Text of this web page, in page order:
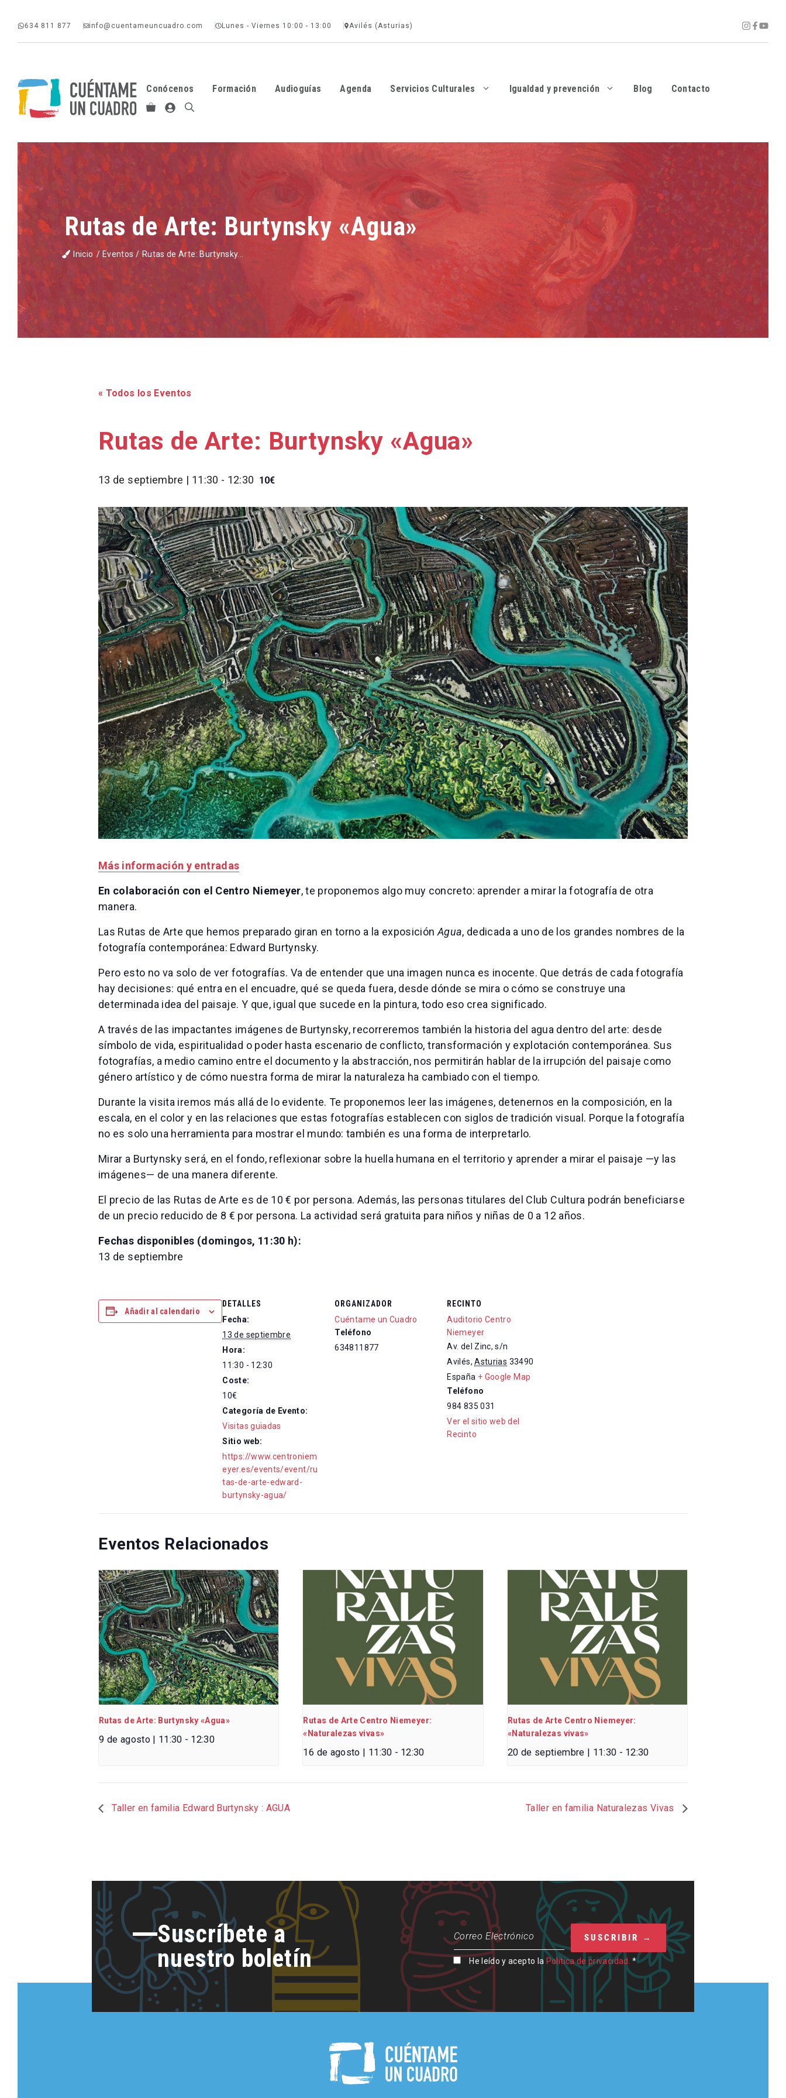
Saltar
al
634 811 877 info@cuentameuncuadro.com Lunes - Viernes 10:00 - 13:00 Avilés (Asturias)
Conócenos Formación Audioguías Agenda Servicios Culturales Igualdad y prevención Blog Contacto
Rutas de Arte: Burtynsky «Agua»
Inicio / Eventos / Rutas de Arte: Burtynsky...
« Todos los Eventos
Rutas de Arte: Burtynsky «Agua»
13 de septiembre | 11:30 - 12:30 10€
Más información y entradas
En colaboración con el Centro Niemeyer, te proponemos algo muy concreto: aprender a mirar la fotografía de otra
manera.
Las Rutas de Arte que hemos preparado giran en torno a la exposición Agua, dedicada a uno de los grandes nombres de la
fotografía contemporánea: Edward Burtynsky.
Pero esto no va solo de ver fotografías. Va de entender que una imagen nunca es inocente. Que detrás de cada fotografía
hay decisiones: qué entra en el encuadre, qué se queda fuera, desde dónde se mira o cómo se construye una
determinada idea del paisaje. Y que, igual que sucede en la pintura, todo eso crea significado.
A través de las impactantes imágenes de Burtynsky, recorreremos también la historia del agua dentro del arte: desde
símbolo de vida, espiritualidad o poder hasta escenario de conflicto, transformación y explotación contemporánea. Sus
fotografías, a medio camino entre el documento y la abstracción, nos permitirán hablar de la irrupción del paisaje como
género artístico y de cómo nuestra forma de mirar la naturaleza ha cambiado con el tiempo.
Durante la visita iremos más allá de lo evidente. Te proponemos leer las imágenes, detenernos en la composición, en la
escala, en el color y en las relaciones que estas fotografías establecen con siglos de tradición visual. Porque la fotografía
no es solo una herramienta para mostrar el mundo: también es una forma de interpretarlo.
Mirar a Burtynsky será, en el fondo, reflexionar sobre la huella humana en el territorio y aprender a mirar el paisaje —y las
imágenes— de una manera diferente.
El precio de las Rutas de Arte es de 10 € por persona. Además, las personas titulares del Club Cultura podrán beneficiarse
de un precio reducido de 8 € por persona. La actividad será gratuita para niños y niñas de 0 a 12 años.
Fechas disponibles (domingos, 11:30 h):
13 de septiembre
Añadir al calendario
DETALLES
Fecha:
13 de septiembre
Hora:
11:30 - 12:30
Coste:
10€
Categoría de Evento:
Visitas guiadas
Sitio web:
https://www.centroniem
eyer.es/events/event/ru
tas-de-arte-edward-
burtynsky-agua/
ORGANIZADOR
Cuéntame un Cuadro
Teléfono
634811877
RECINTO
Auditorio Centro
Niemeyer
Av. del Zinc, s/n
Avilés, Asturias 33490
España + Google Map
Teléfono
984 835 031
Ver el sitio web del
Recinto
Eventos Relacionados
Rutas de Arte: Burtynsky «Agua»
9 de agosto | 11:30 - 12:30
Rutas de Arte Centro Niemeyer:
«Naturalezas vivas»
16 de agosto | 11:30 - 12:30
Rutas de Arte Centro Niemeyer:
«Naturalezas vivas»
20 de septiembre | 11:30 - 12:30
Taller en familia Edward Burtynsky : AGUA Taller en familia Naturalezas Vivas
Suscríbete a
nuestro boletín
He leído y acepto la Política de privacidad. *